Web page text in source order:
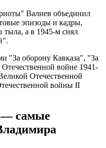
Валиев объединил
эпизоды и кадры,
а в 1945-м снял
"За оборону Кавказа", "За
войне 1941-
Отечественной
войны II
самые